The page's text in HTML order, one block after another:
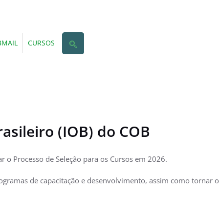
CURSOS
(IOB) do COB
Processo de Seleção para os Cursos em 2026.
de capacitação e desenvolvimento, assim como tornar o